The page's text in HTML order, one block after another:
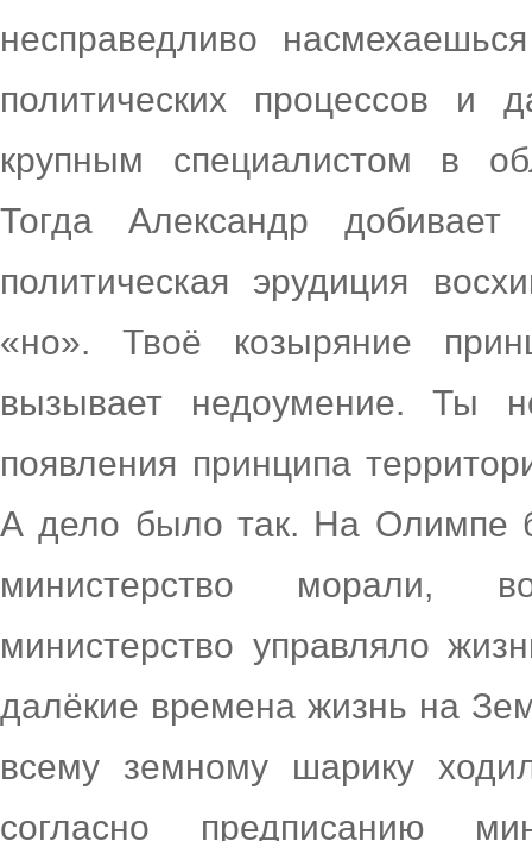
несправедливо
политических процессов
крупным специалистом в
Тогда Александр
политическая эрудиция
«но». Твоё козыряние
вызывает недоумение. Ты
появления принципа
А дело было так. На Олимпе
министерство морали,
министерство управляло
далёкие времена жизнь на
всему земному шарику
согласно предписанию